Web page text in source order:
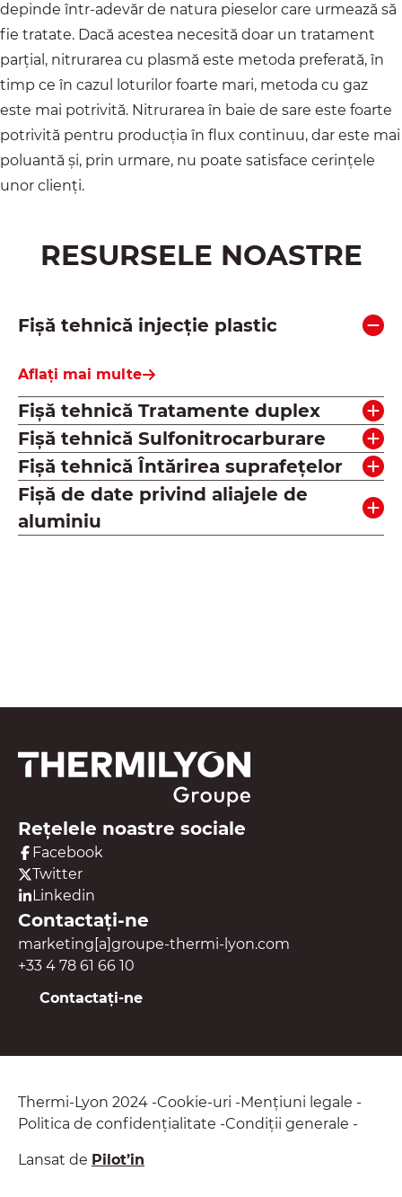
depinde într-adevăr de natura pieselor care urmează să
fie tratate. Dacă acestea necesită doar un tratament
parțial, nitrurarea cu plasmă este metoda preferată, în
timp ce în cazul loturilor foarte mari, metoda cu gaz
este mai potrivită. Nitrurarea în baie de sare este foarte
potrivită pentru producția în flux continuu, dar este mai
poluantă și, prin urmare, nu poate satisface cerințele
unor clienți.
RESURSELE NOASTRE
Fișă tehnică injecție plastic
Aflați mai multe
Fișă tehnică Tratamente duplex
Fișă tehnică Sulfonitrocarburare
Fișă tehnică Întărirea suprafețelor
Fișă de date privind aliajele de
aluminiu
Rețelele noastre sociale
Facebook
Twitter
Linkedin
Contactați-ne
marketing[a]groupe-thermi-lyon.com
+33 4 78 61 66 10
Contactați-ne
Thermi-Lyon 2024 Cookie-uri
Mențiuni legale
Politica de confidențialitate Condiții generale
Lansat de Pilot’in